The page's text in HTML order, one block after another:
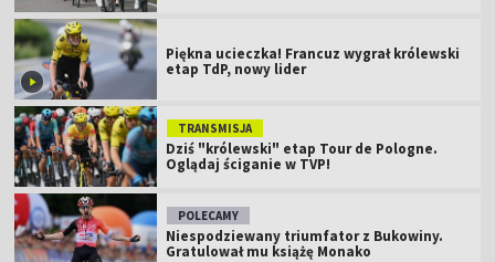
Piękna ucieczka! Francuz wygrał królewski
etap TdP, nowy lider
TRANSMISJA
Dziś "królewski" etap Tour de Pologne.
Oglądaj ściganie w TVP!
POLECAMY
Niespodziewany triumfator z Bukowiny.
Gratulował mu książę Monako